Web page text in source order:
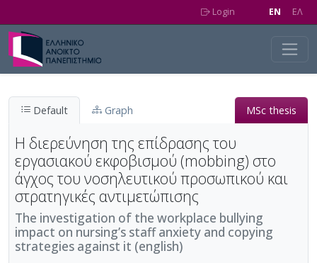
Login EN EΛ
Default Graph MSc thesis
Η διερεύνηση της επίδρασης του
εργασιακού εκφοβισμού (mobbing) στο
άγχος του νοσηλευτικού προσωπικού και
στρατηγικές αντιμετώπισης
The investigation of the workplace bullying
impact on nursing’s staff anxiety and copying
strategies against it (english)